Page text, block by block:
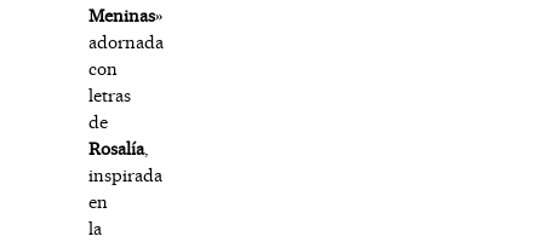
Meninas»
adornada
con
letras
de
Rosalía,
inspirada
en
la